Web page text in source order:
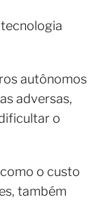
autônomos
adversas,
o
o custo
também